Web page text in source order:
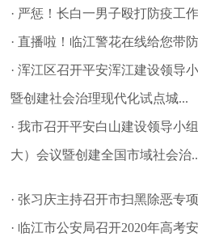
· 严惩！长白一男子殴打防疫工
· 直播啦！临江警花在线给您带
· 浑江区召开平安浑江建设领导
暨创建社会治理现代化试点城...
· 我市召开平安白山建设领导小
大）会议暨创建全国市域社会治
· 张习庆主持召开市扫黑除恶专
· 临江市公安局召开2020年高考